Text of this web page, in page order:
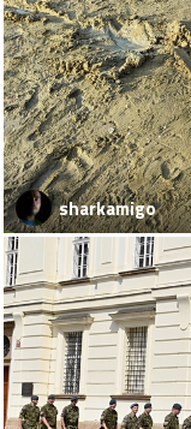
sharkamigo